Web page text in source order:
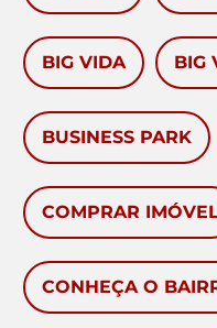
BIG VIDA BIG
BUSINESS PARK
COMPRAR
CONHEÇA O